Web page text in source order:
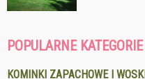
POPULARNE KATEGORIE
KOMINKI ZAPACHOWE I